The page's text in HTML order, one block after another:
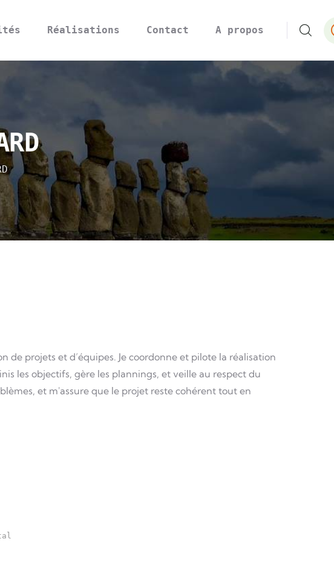
Réalisations Contact A propos
projets et d’équipes. Je coordonne et pilote la réalisation
les objectifs, gère les plannings, et veille au respect du
et m'assure que le projet reste cohérent tout en